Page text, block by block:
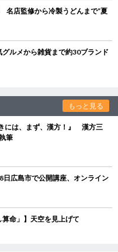
名店監修から冷製うどんまで“夏
ルメから雑貨まで約30ブランド
もっと見る
には、まず、漢方！』 漢方三
筆
広島市で公開講座、オンライン
算命」】天空を見上げて